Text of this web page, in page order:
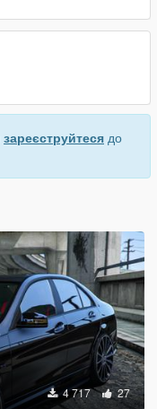
зареєструйтеся до
4 717 27